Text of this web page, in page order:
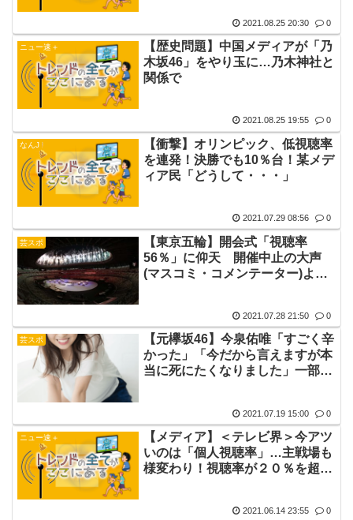
2021.08.25 20:30 0
ニュー速＋
【歴史問題】中国メディアが「乃
木坂46」をやり玉に…乃木神社と
関係で
2021.08.25 19:55 0
なんJ
【衝撃】オリンピック、低視聴率
を連発！決勝でも10％台！某メデ
ィア民「どうして・・・」
2021.07.29 08:56 0
芸スポ
【東京五輪】開会式「視聴率
56％」に仰天 開催中止の大声
(マスコミ・コメンテーター)より
2021.07.28 21:50 0
芸スポ
【元欅坂46】今泉佑唯「すごく辛
かった」「今だから言えますが本
当に死にたくなりました」一部メ
2021.07.19 15:00 0
ニュー速＋
【メディア】＜テレビ界＞今アツ
いのは「個人視聴率」…主戦場も
様変わり！視聴率が２０％を超え
2021.06.14 23:55 0